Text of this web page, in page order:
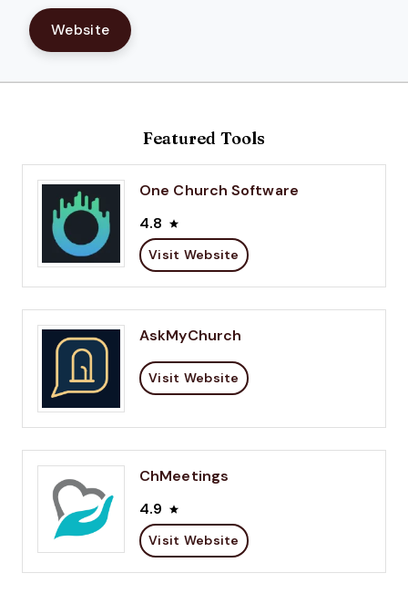
Website
Featured Tools
One Church Software
4.8
Visit Website
AskMyChurch
Visit Website
ChMeetings
4.9
Visit Website